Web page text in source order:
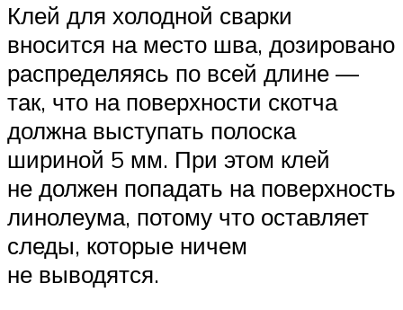
Клей для холодной сварки
вносится на место шва, дозировано
распределяясь по всей длине —
так, что на поверхности скотча
должна выступать полоска
шириной 5 мм. При этом клей
не должен попадать на поверхность
линолеума, потому что оставляет
следы, которые ничем
не выводятся.